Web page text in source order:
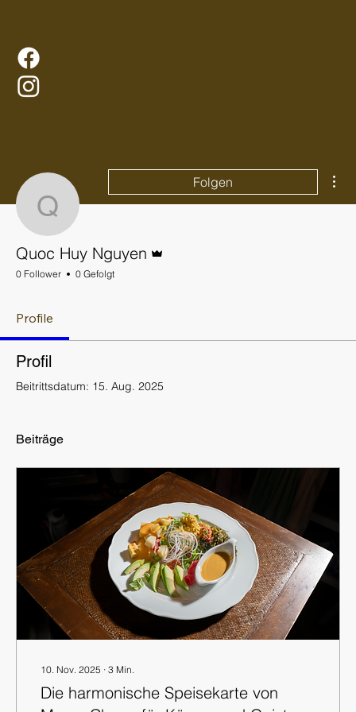
Quoc Huy Nguyen
Folgen
Quoc Huy Nguyen
0 Follower 0 Gefolgt
Profile
Profil
Beitrittsdatum: 15. Aug. 2025
Beiträge
10. Nov. 2025 ∙ 3 Min.
Die harmonische Speisekarte von